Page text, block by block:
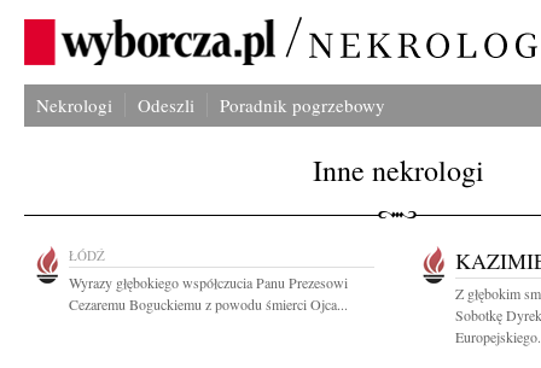
Nekrologi Odeszli Poradnik pogrzebowy
Inne nekrologi
ŁÓDŹ
Wyrazy głębokiego współczucia Panu Prezesowi
Cezaremu Boguckiemu z powodu śmierci Ojca...
Z głębokim
Sobotkę